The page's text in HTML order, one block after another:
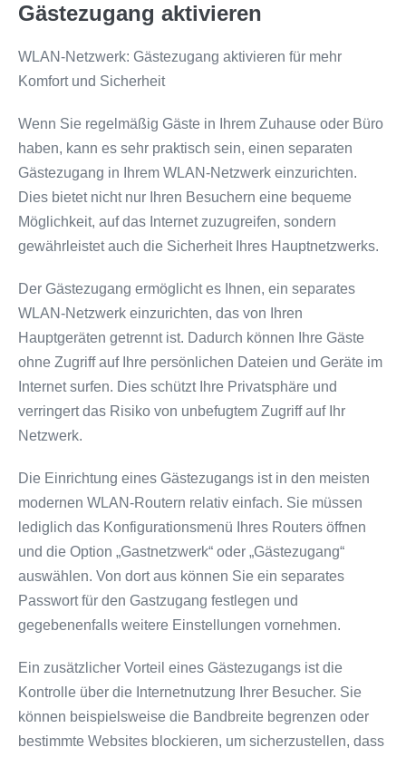
Gästezugang aktivieren
WLAN-Netzwerk: Gästezugang aktivieren für mehr
Komfort und Sicherheit
Wenn Sie regelmäßig Gäste in Ihrem Zuhause oder Büro
haben, kann es sehr praktisch sein, einen separaten
Gästezugang in Ihrem WLAN-Netzwerk einzurichten.
Dies bietet nicht nur Ihren Besuchern eine bequeme
Möglichkeit, auf das Internet zuzugreifen, sondern
gewährleistet auch die Sicherheit Ihres Hauptnetzwerks.
Der Gästezugang ermöglicht es Ihnen, ein separates
WLAN-Netzwerk einzurichten, das von Ihren
Hauptgeräten getrennt ist. Dadurch können Ihre Gäste
ohne Zugriff auf Ihre persönlichen Dateien und Geräte im
Internet surfen. Dies schützt Ihre Privatsphäre und
verringert das Risiko von unbefugtem Zugriff auf Ihr
Netzwerk.
Die Einrichtung eines Gästezugangs ist in den meisten
modernen WLAN-Routern relativ einfach. Sie müssen
lediglich das Konfigurationsmenü Ihres Routers öffnen
und die Option „Gastnetzwerk“ oder „Gästezugang“
auswählen. Von dort aus können Sie ein separates
Passwort für den Gastzugang festlegen und
gegebenenfalls weitere Einstellungen vornehmen.
Ein zusätzlicher Vorteil eines Gästezugangs ist die
Kontrolle über die Internetnutzung Ihrer Besucher. Sie
können beispielsweise die Bandbreite begrenzen oder
bestimmte Websites blockieren, um sicherzustellen, dass